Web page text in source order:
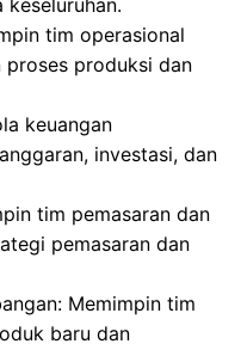
keseluruhan.
tim operasional
proses produksi dan
keuangan
investasi, dan
tim pemasaran dan
pemasaran dan
Memimpin tim
baru dan